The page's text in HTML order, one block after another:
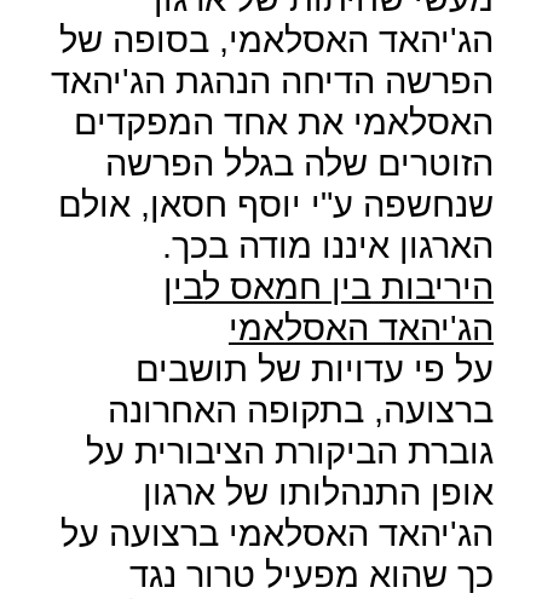
הג'יהאד האסלאמי, בסופה של
הפרשה הדיחה הנהגת הג'יהאד
האסלאמי את אחד המפקדים
הזוטרים שלה בגלל הפרשה
שנחשפה ע"י יוסף חסאן, אולם
הארגון איננו מודה בכך.
היריבות בין חמאס לבין
הג'יהאד האסלאמי
על פי עדויות של תושבים
ברצועה, בתקופה האחרונה
גוברת הביקורת הציבורית על
אופן התנהלותו של ארגון
הג'יהאד האסלאמי ברצועה על
כך שהוא מפעיל טרור נגד